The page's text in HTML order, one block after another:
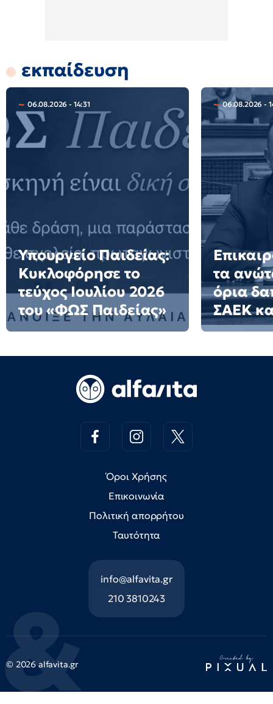
εκπαίδευση
06.08.2026 - 14:31
Υπουργείο Παιδείας:
Κυκλοφόρησε το
τεύχος Ιουλίου 2026
του «ΦΩΣ Παιδείας»
06.08.2026 -
τα
όρια
ΣΑΕΚ
Όροι Χρήσης
Επικοινωνία
Πολιτική απορρήτου
Ταυτότητα
info@alfavita.gr
210 3810243
© 2026 alfavita.gr